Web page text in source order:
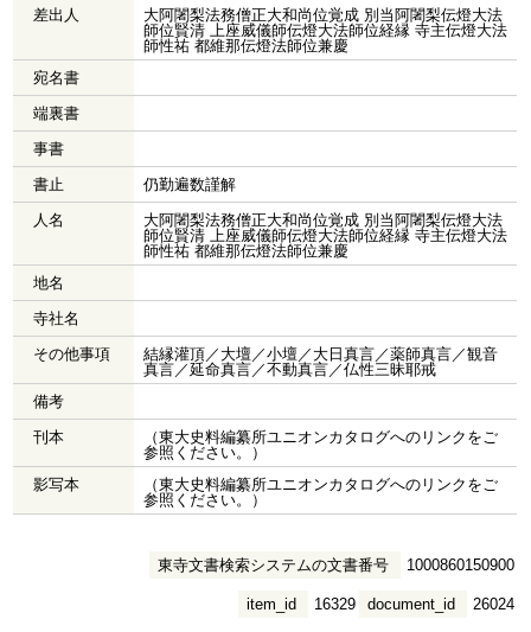
差出人
大阿闍梨法務僧正大和尚位覚成 別当阿闍梨伝燈大法
師位賢清 上座威儀師伝燈大法師位経縁 寺主伝燈大法
師性祐 都維那伝燈法師位兼慶
宛名書
端裏書
事書
書止
仍勤遍数謹解
人名
大阿闍梨法務僧正大和尚位覚成 別当阿闍梨伝燈大法
師位賢清 上座威儀師伝燈大法師位経縁 寺主伝燈大法
師性祐 都維那伝燈法師位兼慶
地名
寺社名
その他事項
結縁灌頂／大壇／小壇／大日真言／薬師真言／観音
真言／延命真言／不動真言／仏性三昧耶戒
備考
刊本
（東大史料編纂所ユニオンカタログへのリンクをご
参照ください。）
影写本
（東大史料編纂所ユニオンカタログへのリンクをご
参照ください。）
東寺文書検索システムの文書番号 1000860150900
document_id 26024
item_id 16329